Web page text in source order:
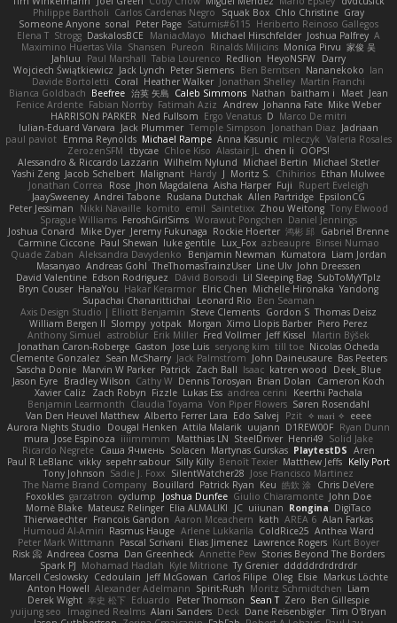
Philippe Bartholi Carlos Cardenas Negro Squak Box Chlo Christine Gray
Someone Anyone sonal Peter Page Saturnis#6115 Heriberto Reinoso Gallegos
Elena T Strogg DaskalosBCE ManiacMayo Michael Hirschfelder Joshua Palfrey A
Maximino Huertas Vila Shansen Pureon Rinalds Miļicins Monica Pirvu 家俊 吴
Jahluu
Paul Marshall Tabia Lourenco Redlion HeyoNSFW Darry
Wojciech Świątkiewicz Jack Lynch Peter Siemens Ben Berntsen Nananekoko Ian
Davide Bortoletti Coral Heather Walker Jonathan Shelley Martín Franchi
Bianca Goldbach Beefree 治英 矢島 Caleb Simmons Nathan baitham i Maet Jean
Fenice Ardente Fabian Norrby Fatimah Aziz Andrew Johanna Fate Mike Weber
HARRISON PARKER Ned Fullsom Ergo Venatus D Marco De mitri
Iulian-Eduard Varvara Jack Plummer Temple Simpson Jonathan Diaz Jadriaan
paul paviot Emma Reynolds Michael Rampe Anna Kasunic mleczyk Valeria Rosales
ZerozenSFM tbycae Chloe Kiso Alastair JL chen li
OOPS!
Alessandro & Riccardo Lazzarin Wilhelm Nylund Michael Bertin Michael Stetler
Yashi Zeng Jacob Schelbert Malignant Hardy J Moritz S. Chihirios Ethan Mulwee
Jonathan Correa
Rose Jhon Magdalena Aisha Harper Fuji
Rupert Eveleigh
JaaySweeney Andrei Tabone Ruslana Dutchak Allen Partridge EpsilonCG
Peter Jessiman
Nikki Navaille komito emil Saintetixx Zhou Weitong Tony Elwood
Sprague Williams FeroshGirlSims Worawut Pongchen Daniel Jennings
Joshua Conard
Mike Dyer Jeremy Fukunaga Rockie Hoerter 鸿彬 邱 Gabriel Brenne
Carmine Ciccone Paul Shewan luke gentile Lux_Fox azbeaupre Binsei Numao
Quade Zaban Aleksandra Davydenko Benjamin Newman Kumatora Liam Jordan
Masanyao Andreas Gohl TheThomasTrainzUser Line Ulv John Dreessen
David Valentine Edson Rodriguez Dávid Borsodi Lil Sleeping Bag SubToMyYTplz
Bryn Couser HanaYou Hakar Kerarmor Elric Chen Michelle Hironaka Yandong
Supachai Chanarittichai
Leonard Rio Ben Seaman
Axis Design Studio | Elliott Benjamin Steve Clements Gordon S Thomas Deisz
William Bergen II Slompy yotpak Morgan Ximo Llopis Barber Piero Perez
Anthony Simuel astroblur Erik Miller Fred Vollmer Jeff Kissel
Martin Býšek
Jonathan Caron-Roberge Gaston Jose Luis seryong kim till toe Nicolas Ocheda
Clemente Gonzalez Sean McSharry Jack Palmstrom John Daineusaure Bas Peeters
Sascha Donie Marvin W Parker Patrick Zach Ball Isaac katren wood
Deek_Blue
Jason Eyre Bradley Wilson Cathy W Dennis Torosyan Brian Dolan
Cameron Koch
Xavier Caliz
Zach Robyn Fizzle Lukas Ess andrea cerini
Keerthi Pachala
Benjamin Learmonth Claudia Toyama Von Piper Flowers Søren Rosendahl
Van Den Heuvel Matthew Alberto Ferrer Lara Edo Salvej Pzit ✧ 𝔪𝔞𝔯𝔦 ✧ eeee
Aurora Nights Studio
Dougal Henken Attila Malarik uujann D1REW00F Ryan Dunn
mura Jose Espinoza iiiimmmm Matthias LN SteelDriver Henri49 Solid Jake
Ricardo Negrete Саша Ячмень Solacen Martynas Gurskas PlaytestDS Aren
Paul R LeBlanc vikky sepehr sabour Silly Killy Benoît Texier Matthew Jeffs Kelly Port
Tony Johnson Sadie J. Foxx SilentWatcher28 Jose Francisco Martinez
The Name Brand Company Bouillard Patrick Ryan Keu 皓欽 涂 Chris DeVere
Foxokles garzatron cyclump Joshua Dunfee Giulio Chiaramonte John Doe
Mornè Blake Mateusz Relinger Elia ALMALIKI JC uiiunan Rongina DigiTaco
Thierwaechter Francois Gandon Aaron Mceachern kath AREA 6 Alan Farkas
Humoud Al-Amiri Rasmus Hauge Arlene Lukkarila ColdRice25 Anthea Ward
Peter Mark Wittmann Pascal Scrivani Elias Jimenez Lawrence Rogers Kurt Boyer
Risk 📀 Andreea Cosma Dan Greenheck Annette Pew Stories Beyond The Borders
Spark PJ Mohamad Hadlah Kyle Mitrione Ty Grenier dddddrdrdrdrdr
Marcell Ceslowsky Cedoulain Jeff McGowan Carlos Filipe Oleg Elsie Markus Löchte
Anton Howell Alexander Adelmann Spirit-Rush Moritz Schmidtchen Liam
Derek Wight 幸史 松下 Eduardo Peter Thomson Sean T Zero Ben Gillespie
yuijung seo
Imagined Realms Alani Sanders Deck Dane Reisenbigler Tim O'Bryan